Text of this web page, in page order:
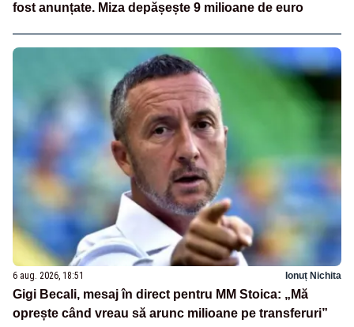
fost anunțate. Miza depășește 9 milioane de euro
6 aug. 2026, 18:51 Ionuț Nichita
Gigi Becali, mesaj în direct pentru MM Stoica: „Mă
oprește când vreau să arunc milioane pe transferuri”